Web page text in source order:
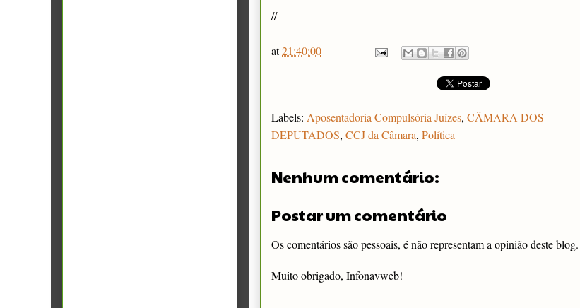
//
at21:40:00
Labels: Aposentadoria Compulsória Juízes, CÂMARA DOS
DEPUTADOS, CCJ da Câmara, Política
Nenhum comentário:
Postar um comentário
Os comentários são pessoais, é não representam a opinião deste blog.
Muito obrigado, Infonavweb!